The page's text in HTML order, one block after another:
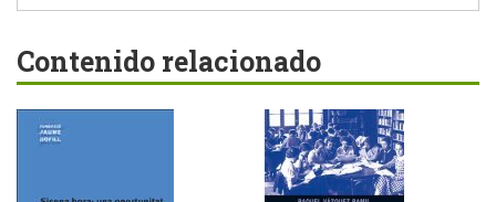
Contenido relacionado